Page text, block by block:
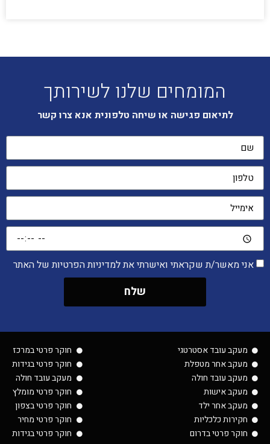
המומחים שלנו לשירותך
לתיאום פגישה או שיחה טלפונית אנא צרו קשר
אני מאשר/ת שקראתי ואישרתי את למדיניות הפרטיות של האתר
שלח
מעקב עובד אסטרטגי
מעקב אחר מטפלת
מעקב עובד חולה
מעקב אישות
מעקב אחר ילד
חקירות כלכליות
חוקר פרטי בדרום
חוקר פרטי במרכז
חוקר פרטי בגידות
מעקב עובד חולה
חוקר פרטי מומלץ
חוקר פרטי בצפון
חוקר פרטי מחיר
חוקר פרטי בגידות